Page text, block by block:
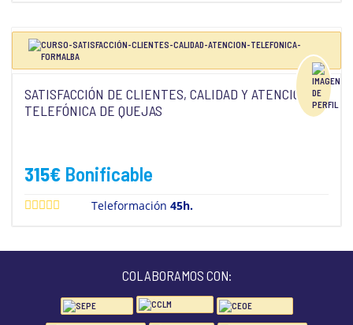
SATISFACCIÓN DE CLIENTES, CALIDAD Y ATENCIÓN
TELEFÓNICA DE QUEJAS
315€ Bonificable
Teleformación45h.
COLABORAMOS CON: